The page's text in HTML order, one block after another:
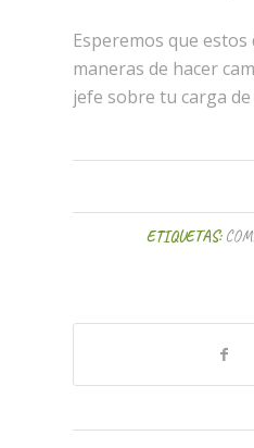
Esperemos que
maneras de hacer
jefe sobre tu carga
ETIQUETAS: